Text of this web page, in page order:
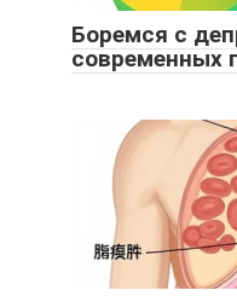
Боремся с
современных